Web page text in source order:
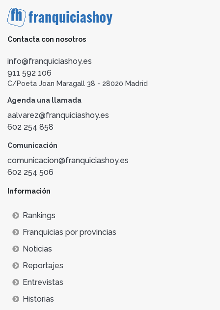
Contacta con nosotros
info@franquiciashoy.es
911 592 106
C/Poeta Joan Maragall 38 - 28020 Madrid
Agenda una llamada
aalvarez@franquiciashoy.es
602 254 858
Comunicación
comunicacion@franquiciashoy.es
602 254 506
Información
Rankings
Franquicias por provincias
Noticias
Reportajes
Entrevistas
Historias